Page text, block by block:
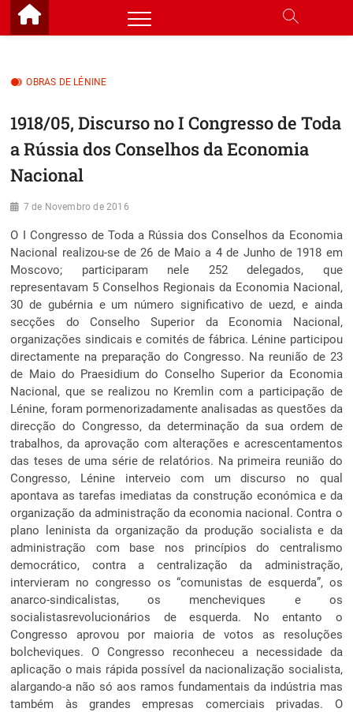
Skip
OBRAS DE LÉNINE
1918/05, Discurso no I Congresso de Toda
a Rússia dos Conselhos da Economia
Nacional
7 de Novembro de 2016
O I Congresso de Toda a Rússia dos Conselhos da Economia
Nacional realizou-se de 26 de Maio a 4 de Junho de 1918 em
Moscovo; participaram nele 252 delegados, que
representavam 5 Conselhos Regionais da Economia Nacional,
30 de gubérnia e um número significativo de uezd, e ainda
secções do Conselho Superior da Economia Nacional,
organizações sindicais e comités de fábrica. Lénine participou
directamente na preparação do Congresso. Na reunião de 23
de Maio do Praesidium do Conselho Superior da Economia
Nacional, que se realizou no Kremlin com a participação de
Lénine, foram pormenorizadamente analisadas as questões da
direcção do Congresso, da determinação da sua ordem de
trabalhos, da aprovação com alterações e acrescentamentos
das teses de uma série de relatórios. Na primeira reunião do
Congresso, Lénine interveio com um discurso no qual
apontava as tarefas imediatas da construção económica e da
organização da administração da economia nacional. Contra o
plano leninista da organização da produção socialista e da
administração com base nos princípios do centralismo
democrático, contra a centralização da administração,
intervieram no congresso os “comunistas de esquerda”, os
anarco-sindicalistas, os mencheviques e os
socialistasrevolucionários de esquerda. No entanto o
Congresso aprovou por maioria de votos as resoluções
bolcheviques. O Congresso reconheceu a necessidade da
aplicação o mais rápida possível da nacionalização socialista,
alargando-a não só aos ramos fundamentais da indústria mas
também às grandes empresas comerciais privadas. O